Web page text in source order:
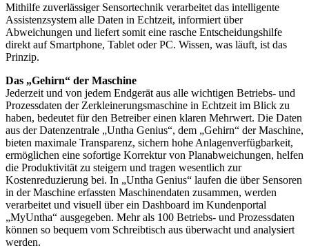
Mithilfe zuverlässiger Sensortechnik verarbeitet das intelligente
Assistenzsystem alle Daten in Echtzeit, informiert über
Abweichungen und liefert somit eine rasche Entscheidungshilfe
direkt auf Smartphone, Tablet oder PC. Wissen, was läuft, ist das
Prinzip.
Das „Gehirn“ der Maschine
Jederzeit und von jedem Endgerät aus alle wichtigen Betriebs- und
Prozessdaten der Zerkleinerungsmaschine in Echtzeit im Blick zu
haben, bedeutet für den Betreiber einen klaren Mehrwert. Die Daten
aus der Datenzentrale „Untha Genius“, dem „Gehirn“ der Maschine,
bieten maximale Transparenz, sichern hohe Anlagenverfügbarkeit,
ermöglichen eine sofortige Korrektur von Planabweichungen, helfen
die Produktivität zu steigern und tragen wesentlich zur
Kostenreduzierung bei. In „Untha Genius“ laufen die über Sensoren
in der Maschine erfassten Maschinendaten zusammen, werden
verarbeitet und visuell über ein Dashboard im Kundenportal
„MyUntha“ ausgegeben. Mehr als 100 Betriebs- und Prozessdaten
können so bequem vom Schreibtisch aus überwacht und analysiert
werden.